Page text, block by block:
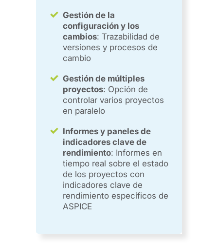
Gestión de la
configuración y los
cambios: Trazabilidad de
versiones y procesos de
cambio
Gestión de múltiples
proyectos: Opción de
controlar varios proyectos
en paralelo
Informes y paneles de
indicadores clave de
rendimiento: Informes en
tiempo real sobre el estado
de los proyectos con
indicadores clave de
rendimiento específicos de
ASPICE